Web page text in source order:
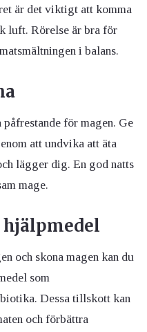
är det viktigt att komma
luft. Rörelse är bra för
i balans.
för magen. Ge
att undvika att äta
lägger dig. En god natts
mage.
och skona magen kan du
som
Dessa tillskott kan
och förbättra